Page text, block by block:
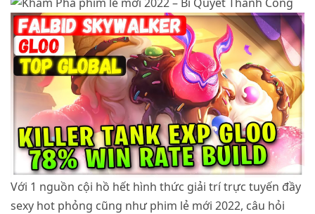
Với 1 nguồn cội hồ hết hình thức giải trí trực tuyến đầy
sexy hot phỏng cũng như phim lẻ mới 2022, câu hỏi